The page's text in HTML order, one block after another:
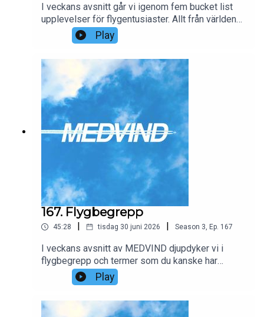
I veckans avsnitt går vi igenom fem bucket list
upplevelser för flygentusiaster. Allt från världens
längsta och kortaste flygningar till exotiska
flygplatser och mycket mer!
Play
167. Flygbegrepp
45:28 | tisdag 30 juni 2026 | Season 3, Ep. 167
I veckans avsnitt av MEDVIND djupdyker vi i
flygbegrepp och termer som du kanske har
kommit i kontakt med vid något tillfälle när du har
försökt boka en flygresa för pengar eller poäng.
Vi reder ut innebörden av married segments, city
pairs och mycket mer.
Play